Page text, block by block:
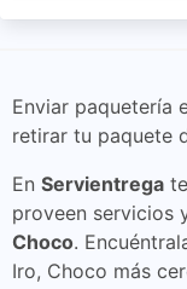
Enviar paquetería
retirar tu paquete
En Servientrega
proveen servicios
Choco.
Iro, Choco más